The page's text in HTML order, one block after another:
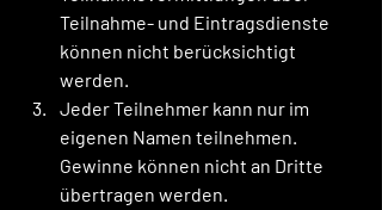
Teilnahme- und Eintragsdienste
können nicht berücksichtigt
werden.
Jeder Teilnehmer kann nur im
eigenen Namen teilnehmen.
Gewinne können nicht an Dritte
übertragen werden.